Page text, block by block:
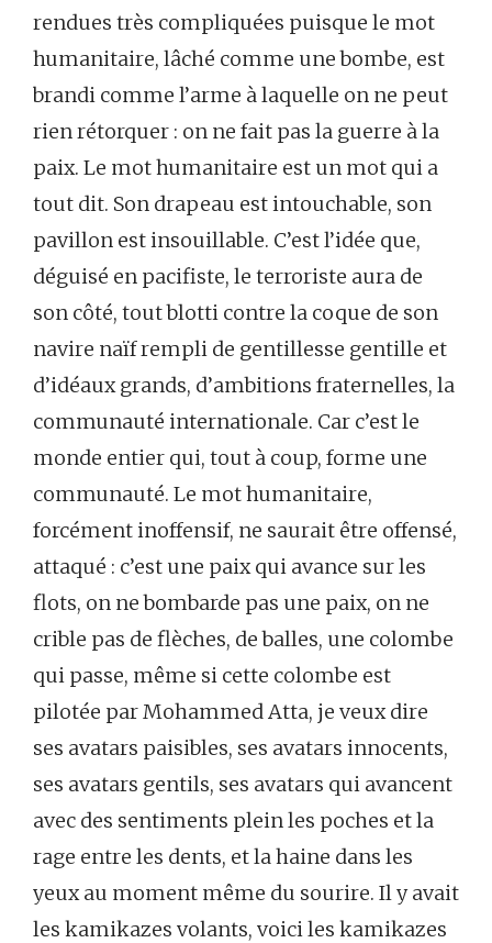
rendues très compliquées puisque le mot
humanitaire, lâché comme une bombe, est
brandi comme l’arme à laquelle on ne peut
rien rétorquer : on ne fait pas la guerre à la
paix. Le mot humanitaire est un mot qui a
tout dit. Son drapeau est intouchable, son
pavillon est insouillable. C’est l’idée que,
déguisé en pacifiste, le terroriste aura de
son côté, tout blotti contre la coque de son
navire naïf rempli de gentillesse gentille et
d’idéaux grands, d’ambitions fraternelles, la
communauté internationale. Car c’est le
monde entier qui, tout à coup, forme une
communauté. Le mot humanitaire,
forcément inoffensif, ne saurait être offensé,
attaqué : c’est une paix qui avance sur les
flots, on ne bombarde pas une paix, on ne
crible pas de flèches, de balles, une colombe
qui passe, même si cette colombe est
pilotée par Mohammed Atta, je veux dire
ses avatars paisibles, ses avatars innocents,
ses avatars gentils, ses avatars qui avancent
avec des sentiments plein les poches et la
rage entre les dents, et la haine dans les
yeux au moment même du sourire. Il y avait
les kamikazes volants, voici les kamikazes